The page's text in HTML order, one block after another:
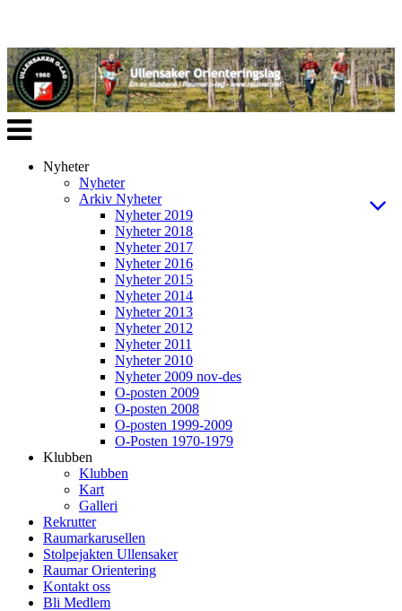
Veksle
navigasjon
Nyheter
Nyheter
Arkiv Nyheter
Nyheter 2019
Nyheter 2018
Nyheter 2017
Nyheter 2016
Nyheter 2015
Nyheter 2014
Nyheter 2013
Nyheter 2012
Nyheter 2011
Nyheter 2010
Nyheter 2009 nov-des
O-posten 2009
O-posten 2008
O-posten 1999-2009
O-Posten 1970-1979
Klubben
Klubben
Kart
Galleri
Rekrutter
Raumarkarusellen
Stolpejakten Ullensaker
Raumar Orientering
Kontakt oss
Bli Medlem